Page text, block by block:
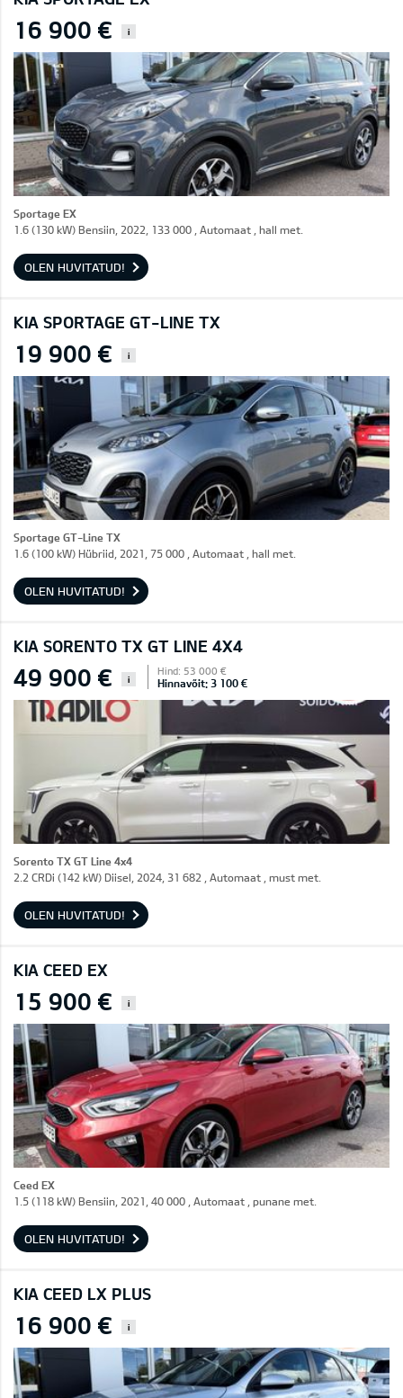
16 900 € i
Sportage EX
1.6 (130 kW) Bensiin, 2022, 133 000 , Automaat , hall met.
OLEN HUVITATUD!
KIA SPORTAGE GT-LINE TX
19 900 € i
Sportage GT-Line TX
1.6 (100 kW) Hübriid, 2021, 75 000 , Automaat , hall met.
OLEN HUVITATUD!
KIA SORENTO TX GT LINE 4X4
49 900 € i
Hind: 53 000 €
Hinnavõit: 3 100 €
Sorento TX GT Line 4x4
2.2 CRDi (142 kW) Diisel, 2024, 31 682 , Automaat , must met.
OLEN HUVITATUD!
KIA CEED EX
15 900 € i
Ceed EX
1.5 (118 kW) Bensiin, 2021, 40 000 , Automaat , punane met.
OLEN HUVITATUD!
KIA CEED LX PLUS
16 900 € i